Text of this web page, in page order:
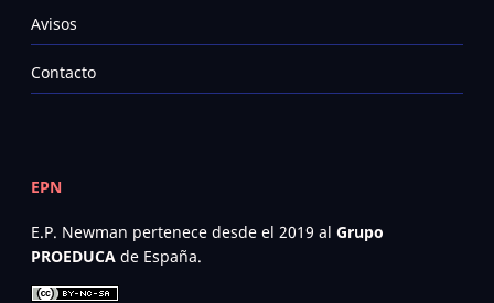
Avisos
Contacto
EPN
E.P. Newman pertenece desde el 2019 al Grupo
PROEDUCA de España.